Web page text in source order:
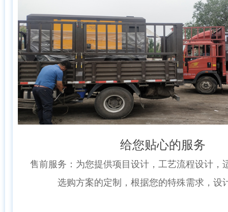
良好的生产测试设备
公司在装备、技术和管理上的大力扶植，全面引
严格的产品开发流程，精益化的生产和
产品范围广泛
珺鼎将每家客户视作长期合作伙伴，他将帮助你
产品丰富丰富